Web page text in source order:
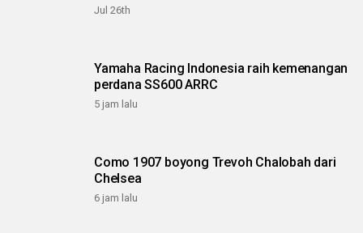
Jul 26th
Yamaha Racing Indonesia raih kemenangan
perdana SS600 ARRC
5 jam lalu
Como 1907 boyong Trevoh Chalobah dari
Chelsea
6 jam lalu